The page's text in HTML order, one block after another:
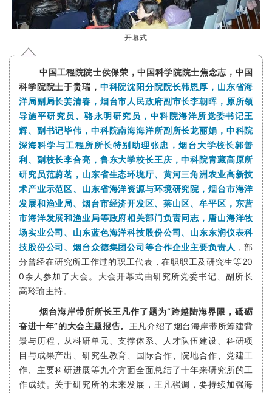
开幕式
中国工程院院士侯保荣，中国科学院院士焦念志，中国
科学院院士于贵瑞， 中科院沈阳分院院长韩恩厚，山东省海
洋局副局长姜清春，烟台市人民政府副市长李朝晖，原所领
导施平研究员、骆永明研究员，中科院海洋所党委书记王
辉、副书记毕伟，中科院南海海洋所副所长龙丽娟，中科院
深海科学与工程所所长特别助理张忠，烟台大学校长郭善
利、副校长李合亮，鲁东大学校长王庆，中科院青藏高原所
研究员范蔚茗，山东省生态环境厅、黄河三角洲农业高新技
术产业示范区、山东省海洋资源与环境研究院，烟台市海洋
发展和渔业局、烟台市经济开发区、莱山区、牟平区，东营
市海洋发展和渔业局等政府相关部门负责同志，唐山海洋牧
场实业公司、山东蓝色海洋科技股份公司、山东东润仪表科
技股份公司、烟台众德集团公司等合作企业主要负责人 ，部
分曾经在研究所工作过的职工代表，在职职工及研究生等20
0余人参加了大会。大会开幕式由研究所党委书记、副所长
高玲瑜主持。
烟台海岸带所所长王凡作了题为“跨越陆海界限，砥砺
奋进十年”的大会主题报告。 王凡介绍了烟台海岸带所筹建背
景与历程，从科研单元、支撑体系、人才队伍建设、科研项
目与成果产出、研究生教育、国际合作、院地合作、党建工
作、主要科研进展等九个方面全面总结了十年来研究所的工
作成绩。关于研究所的未来发展，王凡强调，要持续加强海